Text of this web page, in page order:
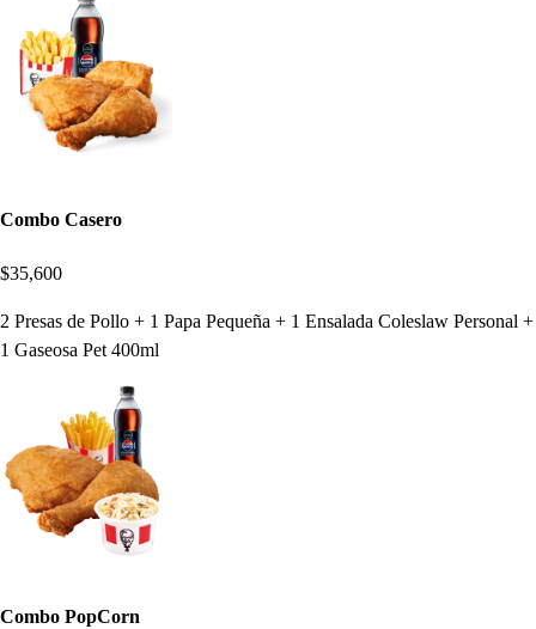
Combo Casero
$35,600
2 Presas de Pollo + 1 Papa Pequeña + 1 Ensalada Coleslaw Personal +
1 Gaseosa Pet 400ml
Combo PopCorn